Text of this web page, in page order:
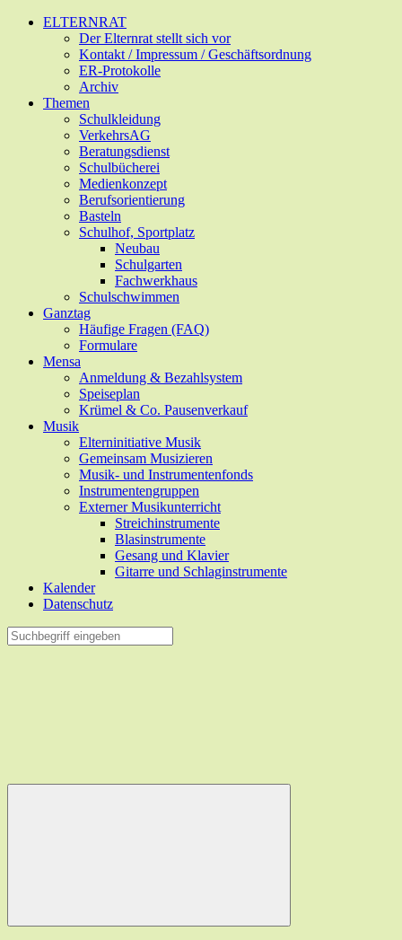
Zum
Hauptinhalt
ELTERNRAT
Der Elternrat stellt sich vor
Kontakt / Impressum / Geschäftsordnung
ER-Protokolle
Archiv
Themen
Schulkleidung
VerkehrsAG
Beratungsdienst
Schulbücherei
Medienkonzept
Berufsorientierung
Basteln
Schulhof, Sportplatz
Neubau
Schulgarten
Fachwerkhaus
Schulschwimmen
Ganztag
Häufige Fragen (FAQ)
Formulare
Mensa
Anmeldung & Bezahlsystem
Speiseplan
Krümel & Co. Pausenverkauf
Musik
Elterninitiative Musik
Gemeinsam Musizieren
Musik- und Instrumentenfonds
Instrumentengruppen
Externer Musikunterricht
Streichinstrumente
Blasinstrumente
Gesang und Klavier
Gitarre und Schlaginstrumente
Kalender
Datenschutz